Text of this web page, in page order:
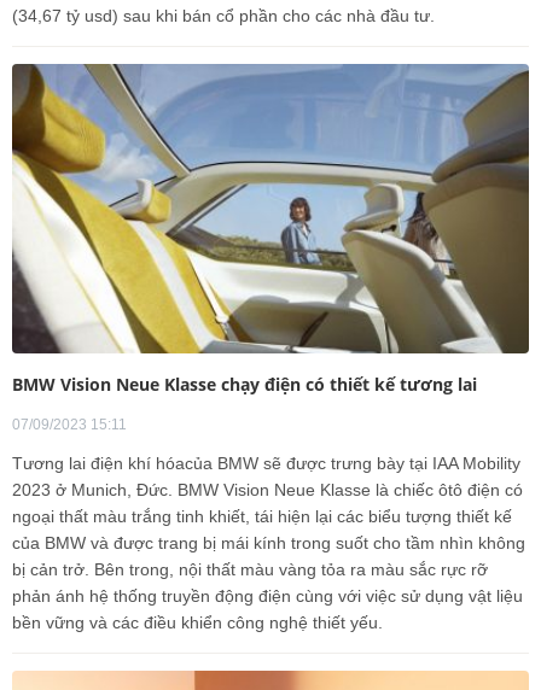
(34,67 tỷ usd) sau khi bán cổ phần cho các nhà đầu tư.
BMW Vision Neue Klasse chạy điện có thiết kế tương lai
07/09/2023 15:11
Tương lai điện khí hóacủa BMW sẽ được trưng bày tại IAA Mobility
2023 ở Munich, Đức. BMW Vision Neue Klasse là chiếc ôtô điện có
ngoại thất màu trắng tinh khiết, tái hiện lại các biểu tượng thiết kế
của BMW và được trang bị mái kính trong suốt cho tầm nhìn không
bị cản trở. Bên trong, nội thất màu vàng tỏa ra màu sắc rực rỡ
phản ánh hệ thống truyền động điện cùng với việc sử dụng vật liệu
bền vững và các điều khiển công nghệ thiết yếu.